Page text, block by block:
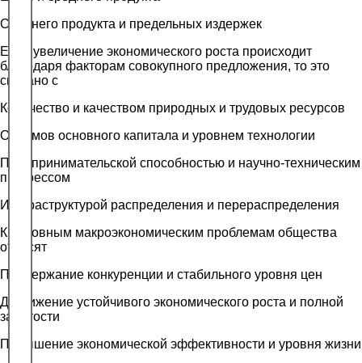
Среднего продукта и предельных издержек
Если увеличение экономического роста происходит
благодаря факторам совокупного предложения, то это
связано с
Количество и качеством природных и трудовых ресурсов
Объемов основного капитала и уровнем технологии
Предпринимательской способностью и научно-техническим
прогрессом
Инфраструктурой распределения и перераспределения
К основным макроэкономическим проблемам общества
относят
Поддержание конкуренции и стабильного уровня цен
Достижение устойчивого экономического роста и полной
занятости
Повышение экономической эффективности и уровня жизни